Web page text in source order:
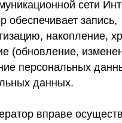
сети
обеспечивает запись,
накопление,
(обновление,
персональных
данных.
вправе